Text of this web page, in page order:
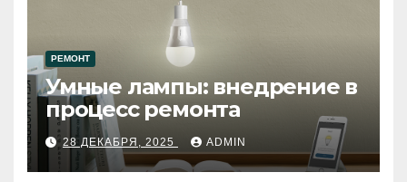
РЕМОНТ
Умные лампы: внедрение в
процесс ремонта
28 ДЕКАБРЯ, 2025 ADMIN